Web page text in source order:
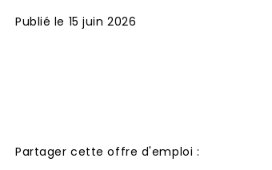
Publié le 15 juin 2026
Partager cette offre d'emploi :